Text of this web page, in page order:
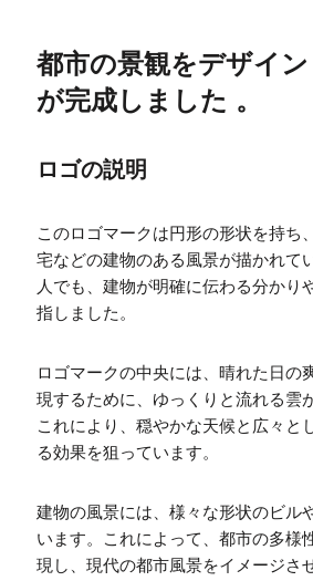
都市の景観をデザイ
が完成しました 。
ロゴの説明
このロゴマークは円形の形状を持ち
宅などの建物のある風景が描かれて
人でも、建物が明確に伝わる分かり
指しました。
ロゴマークの中央には、晴れた日の
現するために、ゆっくりと流れる雲
これにより、穏やかな天候と広々と
る効果を狙っています。
建物の風景には、様々な形状のビル
います。これによって、都市の多様
現し、現代の都市風景をイメージさ